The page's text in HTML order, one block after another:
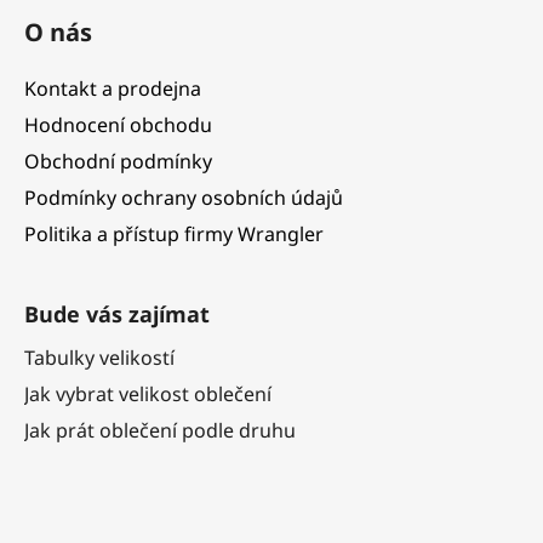
O nás
Kontakt a prodejna
Hodnocení obchodu
Obchodní podmínky
Podmínky ochrany osobních údajů
Politika a přístup firmy Wrangler
Bude vás zajímat
Tabulky velikostí
Jak vybrat velikost oblečení
Jak prát oblečení podle druhu